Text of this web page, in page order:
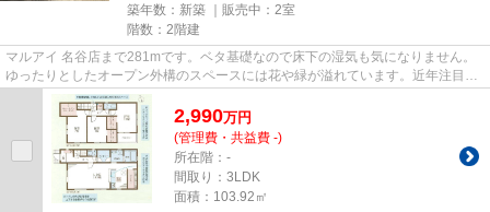
築年数：新築 ｜販売中： 2室
階数：2階建
マルアイ 名谷店まで281mです。ベタ基礎なので床下の湿気も気になりません。
ゆったりとしたオープン外構のスペースには花や緑が溢れています。近年注目度
が高まっている省エネ対策済み...
2,990万円
(管理費・共益費 -)
所在階：-
間取り：3LDK
面積：103.92㎡